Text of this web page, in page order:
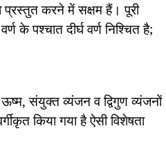
प्रस्तुत करने में सक्षम हैं। पूरी
के पश्चात दीर्घ वर्ण निश्चित है;
ऊष्म,संयुक्त व्यंजन व द्विगुण व्यंजनों
किया गया है ऐसी विशेषता